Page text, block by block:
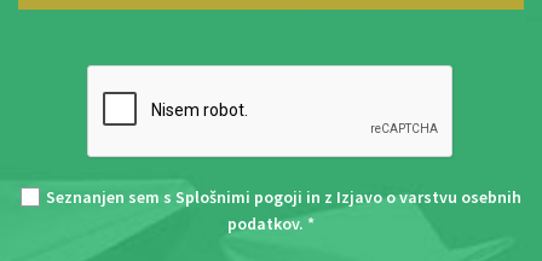
Seznanjen sem s Splošnimi pogoji in z Izjavo o varstvu osebnih
podatkov. *